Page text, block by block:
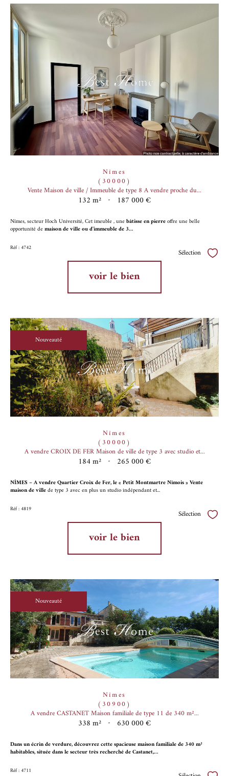
Nîmes
(30000)
Vente Maison de ville / Immeuble de type 8 A vendre proche du...
132 m² - 187 000 €
Nîmes, secteur Hoch Université, Cet imeuble , une bâtisse en pierreoffre une belle
opportunité de maison de ville ou d'immeuble de 3...
Réf : 4742 Sélection
voir le bien
Nouveauté
Nîmes
(30000)
A vendre CROIX DE FER Maison de ville de type 3 avec studio et...
184 m² - 265 000 €
NÎMES – A vendre Quartier Croix de Fer, le « Petit Montmartre Nîmois » Vente
maison de villede type 3 avec en plus un studio indépendant et...
Réf : 4819 Sélection
voir le bien
Nouveauté
Nîmes
(30900)
A vendre CASTANET Maison familiale de type 11 de 340 m²...
338 m² - 630 000 €
Dans un écrin de verdure, découvrez cette spacieuse maison familiale de 340 m²
habitables, située dans le secteur très recherché de Castanet,...
Réf : 4711